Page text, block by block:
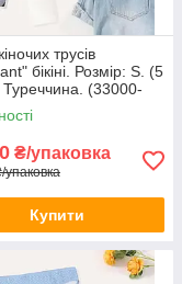
трусів
бікіні. Розмір: S. (5
(33000-
₴/упаковка
Купити